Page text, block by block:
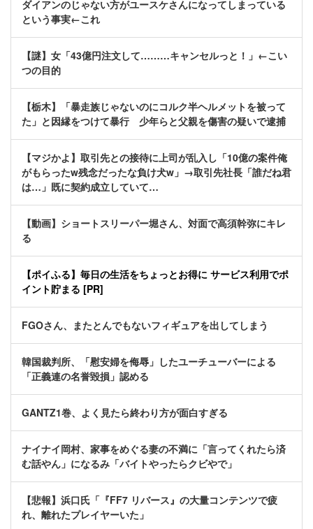
ダイアンのじゃない方がユースケさんになってしまっている
という事実←これ
【謎】女「43億円注文して………キャンセルっと！」←こい
つの目的
【栃木】「暴走族じゃないのにコルク半ヘルメットを被って
た」と因縁をつけて暴行 少年らと父親を傷害の疑いで逮捕
【マジかよ】取引先との接待に上司が乱入し「10億の案件俺
がもらったw残念だったな負け犬w」→取引先社長「誰だね君
は…」既に契約成立していて…
【動画】ショートスリーパー堀さん、対面で高須幹弥にキレ
る
【ポイふる】毎日の生活をちょっとお得に サービス利用でポ
イント貯まる [PR]
FGOさん、またとんでもないフィギュアを出してしまう
韓国裁判所、「慰安婦を侮辱」したユーチューバーによる
「正義連の名誉毀損」認める
GANTZ1巻、よく見たら終わり方が面白すぎる
ナイナイ岡村、家事をめぐる妻の不満に「言ってくれたら済
む話やん」になるみ「バイトやったらクビやで」
【悲報】浜口氏「『FF7 リバース』の大量コンテンツで疲
れ、離れたプレイヤーいた」